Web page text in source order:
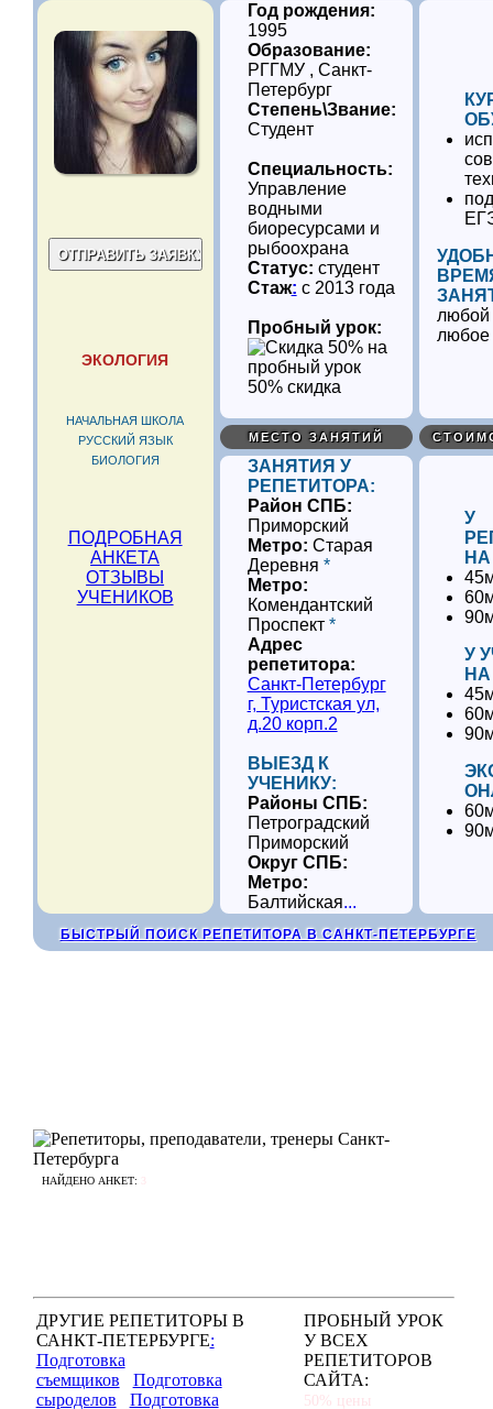
ЭКОЛОГИЯ
НАЧАЛЬНАЯ ШКОЛА
РУССКИЙ ЯЗЫК
БИОЛОГИЯ
ПОДРОБНАЯ
АНКЕТА
ОТЗЫВЫ
УЧЕНИКОВ
Год рождения:
1995
Образование:
РГГМУ , Санкт-
Петербург
Степень\Звание:
Студент
Специальность:
Управление
водными
биоресурсами и
рыбоохрана
Статус: студент
Стаж: с 2013 года
Пробный урок:
50% скидка
любой
МЕСТО ЗАНЯТИЙ
ЗАНЯТИЯ У
РЕПЕТИТОРА:
Район СПБ:
Приморский
Метро: Старая
Деревня *
Метро:
Комендантский
Проспект *
Адрес
репетитора:
Cанкт-Петербург
г, Туристская ул,
д.20 корп.2
ВЫЕЗД К
УЧЕНИКУ:
Районы СПБ:
Петроградский
Приморский
Округ СПБ:
Метро:
Балтийская...
У
У
БЫСТРЫЙ ПОИСК РЕПЕТИТОРА В САНКТ-ПЕТЕРБУРГЕ
НАЙДЕНО АНКЕТ:
ДРУГИЕ РЕПЕТИТОРЫ В
САНКТ-ПЕТЕРБУРГЕ:
Подготовка
съемщиков
Подготовка
сыроделов
Подготовка
ПРОБНЫЙ УРОК
У ВСЕХ
РЕПЕТИТОРОВ
САЙТА:
50% цены